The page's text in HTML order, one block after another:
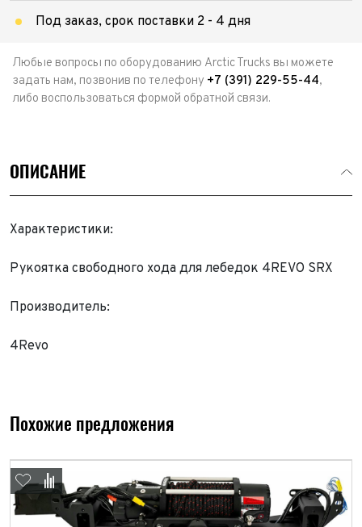
Под заказ, срок поставки 2 - 4 дня
Любые вопросы по оборудованию Arctic Trucks вы можете
задать нам, позвонив по телефону +7 (391) 229-55-44,
либо воспользоваться формой обратной связи.
ОПИСАНИЕ
Характеристики:
Рукоятка свободного хода для лебедок 4REVO SRX
Производитель:
4Revo
Похожие предложения